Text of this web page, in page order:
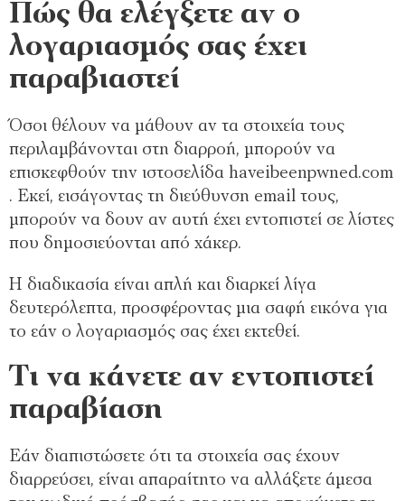
Πώς θα ελέγξετε αν ο
λογαριασμός σας έχει
παραβιαστεί
Όσοι θέλουν να μάθουν αν τα στοιχεία τους
περιλαμβάνονται στη διαρροή, μπορούν να
επισκεφθούν την ιστοσελίδα haveibeenpwned.com
. Εκεί, εισάγοντας τη διεύθυνση email τους,
μπορούν να δουν αν αυτή έχει εντοπιστεί σε λίστες
που δημοσιεύονται από χάκερ.
Η διαδικασία είναι απλή και διαρκεί λίγα
δευτερόλεπτα, προσφέροντας μια σαφή εικόνα για
το εάν ο λογαριασμός σας έχει εκτεθεί.
Τι να κάνετε αν εντοπιστεί
παραβίαση
Εάν διαπιστώσετε ότι τα στοιχεία σας έχουν
διαρρεύσει, είναι απαραίτητο να αλλάξετε άμεσα